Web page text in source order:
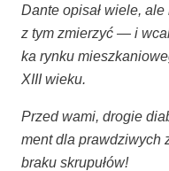
Dan­te opi­sał wie­le,
z tym zmie­rzyć — i
ka ryn­ku
XIII wieku.
Przed wami, dro­gie
ment dla praw­dzi­wych
bra­ku skrupułów!